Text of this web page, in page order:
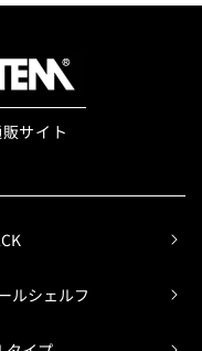
サイト
ルシェルフ